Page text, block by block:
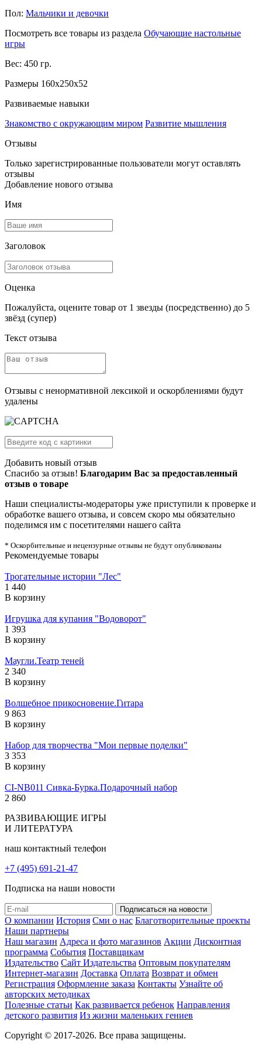
Пол: Мальчики и девочки
Посмотреть все товары из раздела Обучающие настольные
игры
Вес: 450 гр.
Размеры 160x250x52
Развиваемые навыки
Знакомство с окружающим миром Развитие мышления
Отзывы
Только зарегистрированные пользователи могут оставлять
отзывы
Добавление нового отзыва
Имя
Заголовок
Оценка
Пожалуйста, оцените товар от 1 звезды (посредственно) до 5
звёзд (супер)
Текст отзыва
Отзывы с ненормативной лексикой и оскорблениями будут
удалены
Добавить новый отзыв
Спасибо за отзыв! Благодарим Вас за предоставленный
отзыв о товаре
Наши специалисты-модераторы уже приступили к проверке и
обработке вашего отзыва, и совсем скоро мы обязательно
поделимся им с посетителями нашего сайта
* Оскорбительные и нецензурные отзывы не будут опубликованы
Рекомендуемые товары
Трогательные истории "Лес"
1 440
В корзину
Игрушка для купания "Водоворот"
1 393
В корзину
Маугли.Театр теней
2 340
В корзину
Волшебное прикосновение.Гитара
9 863
В корзину
Набор для творчества "Мои первые поделки"
3 353
В корзину
CI-NB011 Сивка-Бурка.Подарочный набор
2 860
РАЗВИВАЮЩИЕ ИГРЫ
И ЛИТЕРАТУРА
наш контактный телефон
+7 (495) 691-21-47
Подписка на наши новости
О компании История Сми о нас Благотворительные проекты
Наши партнеры
Наш магазин Адреса и фото магазинов Акции Дисконтная
программа События Поставщикам
Издательство Сайт Издательства Оптовым покупателям
Интернет-магазин Доставка Оплата Возврат и обмен
Регистрация Оформление заказа Контакты Узнайте об
авторских методиках
Полезные статьи Как развивается ребенок Направления
детского развития Из жизни маленьких гениев
Copyright © 2017-2026. Все права защищены.